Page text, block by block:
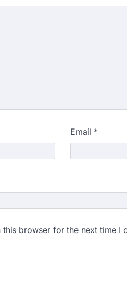
Email *
browser for the next time I